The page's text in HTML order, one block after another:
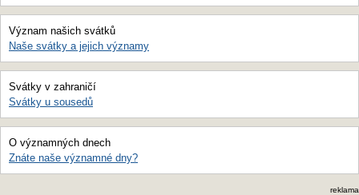
Význam našich svátků
Naše svátky a jejich významy
Svátky v zahraničí
Svátky u sousedů
O významných dnech
Znáte naše významné dny?
reklama